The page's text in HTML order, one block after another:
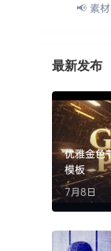
📢 素
最新发布
优雅金色
模板
7月8日